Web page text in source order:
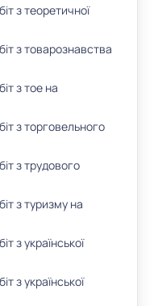
з теоретичної
з товарознавства
з тое на
з торговельного
з трудового
з туризму на
з української
з української